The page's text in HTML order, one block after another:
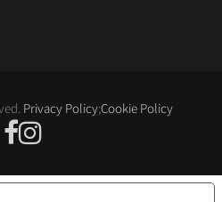
Privacy Policy;Cookie Policy